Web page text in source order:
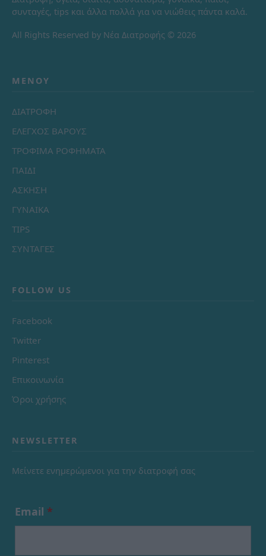
συνταγές, tips και άλλα πολλά για να νιώθεις πάντα καλά.
All Rights Reserved by Νέα Διατροφής © 2026
ΜΕΝΟΎ
ΔΙΑΤΡΟΦΗ
ΕΛΕΓΧΟΣ ΒΑΡΟΥΣ
ΤΡΟΦΙΜΑ ΡΟΦΗΜΑΤΑ
ΠΑΙΔΙ
ΑΣΚΗΣΗ
ΓΥΝΑΙΚΑ
TIPS
ΣΥΝΤΑΓΕΣ
FOLLOW US
Facebook
Twitter
Pinterest
Επικοινωνία
Όροι χρήσης
NEWSLETTER
Μείνετε ενημερώμενοι για την διατροφή σας
Email *